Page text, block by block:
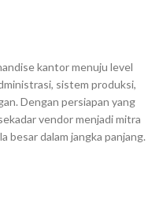
kantor menuju level
sistem produksi,
Dengan persiapan yang
vendor menjadi mitra
besar dalam jangka panjang.